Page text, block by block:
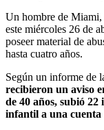
Un hombre de Miami,
este miércoles 26 de
poseer material de
hasta cuatro años.
Según un informe de
recibieron un aviso
de 40 años, subió 22
infantil a una cuenta